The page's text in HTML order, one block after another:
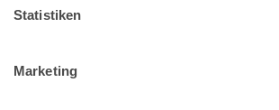
Statistiken
Marketing
Muster Widerrufsformular (PDF)
Barrierefreiheit